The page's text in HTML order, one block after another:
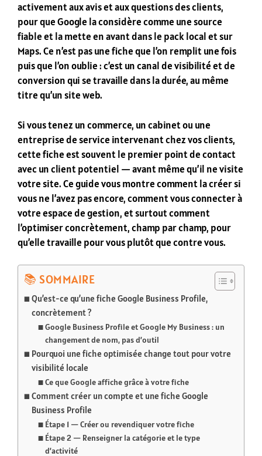
activement aux avis et aux questions des clients,
pour que Google la considère comme une source
fiable et la mette en avant dans le pack local et sur
Maps. Ce n’est pas une fiche que l’on remplit une fois
puis que l’on oublie : c’est un canal de visibilité et de
conversion qui se travaille dans la durée, au même
titre qu’un site web.
Si vous tenez un commerce, un cabinet ou une
entreprise de service intervenant chez vos clients,
cette fiche est souvent le premier point de contact
avec un client potentiel — avant même qu’il ne visite
votre site. Ce guide vous montre comment la créer si
vous ne l’avez pas encore, comment vous connecter à
votre espace de gestion, et surtout comment
l’optimiser concrètement, champ par champ, pour
qu’elle travaille pour vous plutôt que contre vous.
SOMMAIRE
Qu’est-ce qu’une fiche Google Business Profile,
concrètement ?
Google Business Profile et Google My Business : un
changement de nom, pas d’outil
Pourquoi une fiche optimisée change tout pour votre
visibilité locale
Ce que Google affiche grâce à votre fiche
Comment créer un compte et une fiche Google
Business Profile
Étape 1 — Créer ou revendiquer votre fiche
Étape 2 — Renseigner la catégorie et le type
d’activité